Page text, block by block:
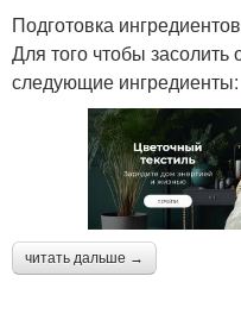
Подготовка ингредиентов
Для того чтобы
следующие ингредиенты:
читать дальше →